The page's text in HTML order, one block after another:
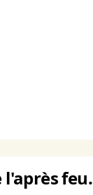
l'après feu.